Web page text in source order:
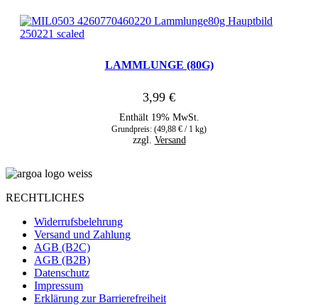
LAMMLUNGE (80G)
3,99 €
Enthält 19% MwSt.
Grundpreis: (49,88 € / 1 kg)
zzgl. Versand
RECHTLICHES
Widerrufsbelehrung
Versand und Zahlung
AGB (B2C)
AGB (B2B)
Datenschutz
Impressum
Erklärung zur Barrierefreiheit